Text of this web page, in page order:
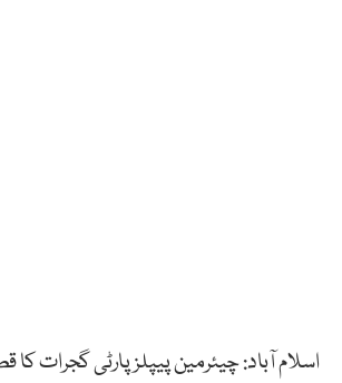
اسلام آباد: چیئرمین پیپلز پارٹی گجرات